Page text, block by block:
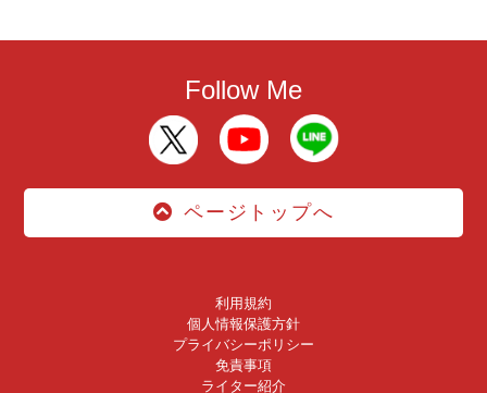
Follow Me
ページトップへ
利用規約
個人情報保護方針
プライバシーポリシー
免責事項
ライター紹介